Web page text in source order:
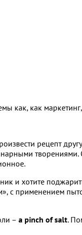
как, как
рецепт
и хотите
с применением
– a pinch of salt.